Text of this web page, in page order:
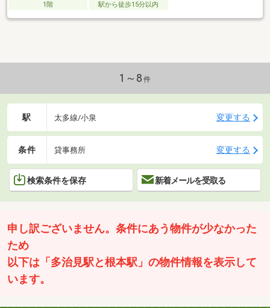
1階 駅から徒歩15分以内
1～8 件
駅 太多線/小泉 変更する
条件 貸事務所 変更する
検索条件を保存 新着メールを受取る
申し訳ございません。条件にあう物件が少なかった
ため
以下は「多治見駅と根本駅」の物件情報を表示して
います。